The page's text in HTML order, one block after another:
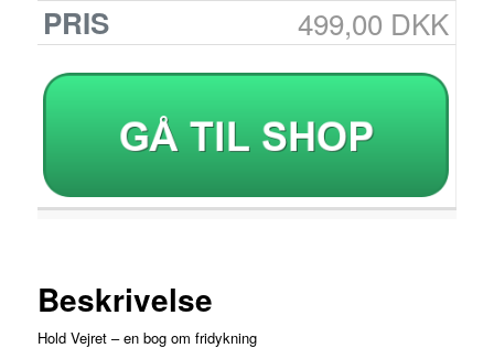
499,00 DKK
Beskrivelse
Hold Vejret – en bog om fridykning